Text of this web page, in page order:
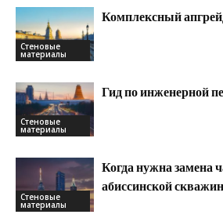
Стеновые
материалы
Комплексный
Стеновые
материалы
Гид по инженерной
Стеновые
материалы
Когда нужна замена
абиссинской